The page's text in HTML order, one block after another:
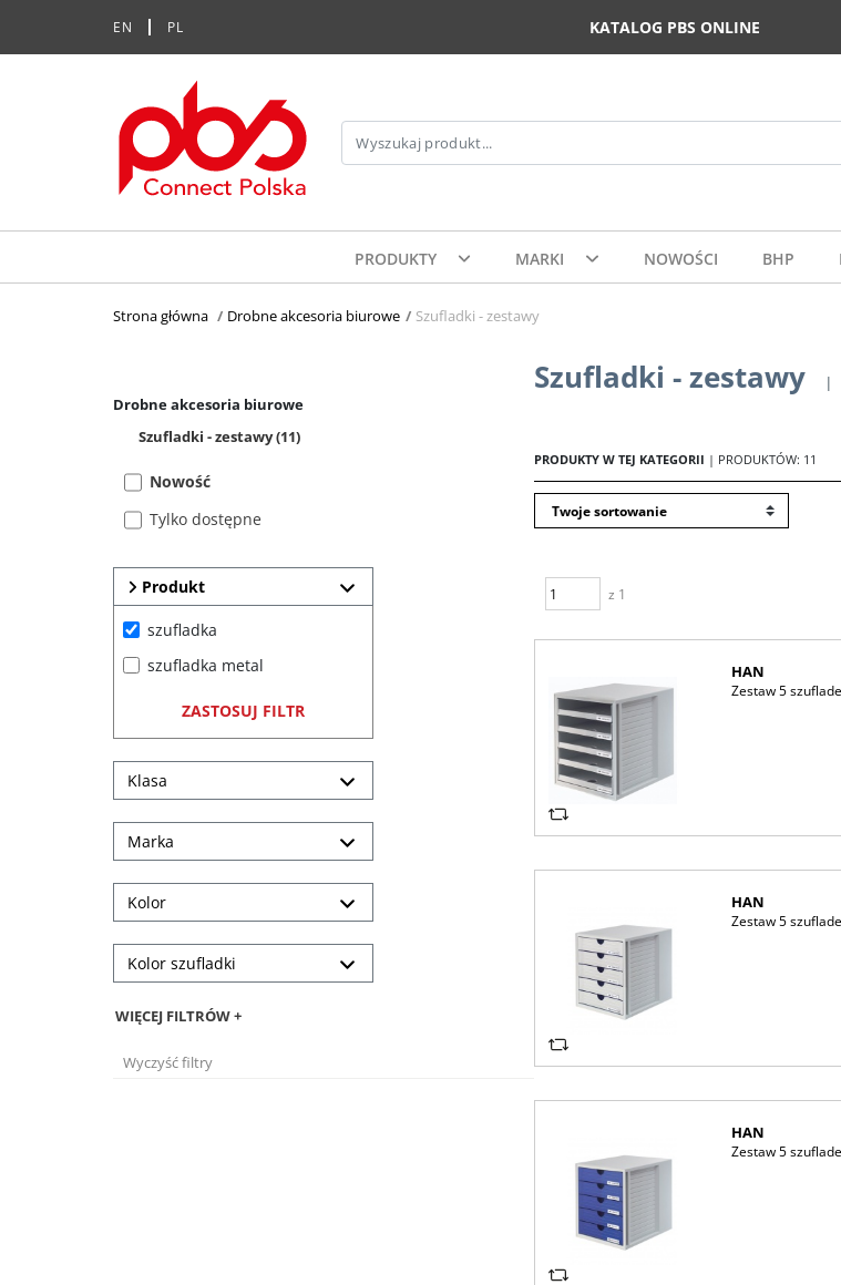
EN PL KATALOG PBS ONLINE
PRODUKTY MARKI NOWOŚCI BHP
Strona główna> Drobne akcesoria biurowe> Szufladki - zestawy
Drobne akcesoria biurowe
Szufladki - zestawy(11)
Nowość
Tylko dostępne
Klasa
Marka
Kolor
Kolor szufladki
Produkt
szufladka
szufladka metal
ZASTOSUJ FILTR
WIĘCEJ FILTRÓW +
Wyczyść filtry
Szufladki - zestawy |
PRODUKTY W TEJ KATEGORII | PRODUKTÓW: 11
z 1
HAN
Zestaw 5
HAN
Zestaw 5
HAN
Zestaw 5